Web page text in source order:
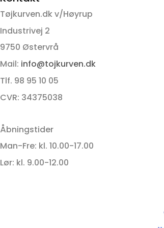
Mulighederne
varesiden
Tøjkurven.dk v/Høyrup
Industrivej 2
9750 Østervrå
Mail: info@tojkurven.dk
Tlf. 98 95 10 05
CVR: 34375038
Åbningstider
Man-Fre: kl. 10.00-17.00
Lør: kl. 9.00-12.00